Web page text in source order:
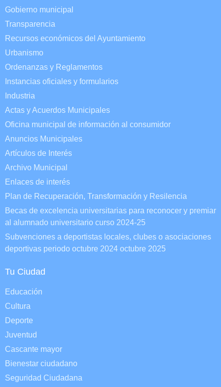
Gobierno municipal
Transparencia
Recursos económicos del Ayuntamiento
Urbanismo
Ordenanzas y Reglamentos
Instancias oficiales y formularios
Industria
Actas y Acuerdos Municipales
Oficina municipal de información al consumidor
Anuncios Municipales
Artículos de Interés
Archivo Municipal
Enlaces de interés
Plan de Recuperación, Transformación y Resilencia
Becas de excelencia universitarias para reconocer y premiar
al alumnado universitario curso 2024-25
Subvenciones a deportistas locales, clubes o asociaciones
deportivas periodo octubre 2024 octubre 2025
Tu Ciudad
Educación
Cultura
Deporte
Juventud
Cascante mayor
Bienestar ciudadano
Seguridad Ciudadana